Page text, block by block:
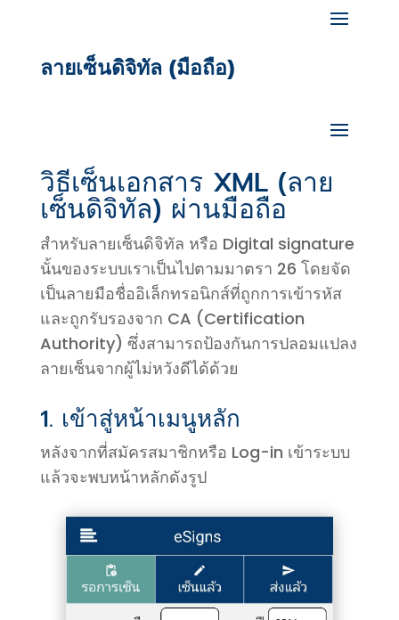
ลายเซ็นดิจิทัล (มือถือ)
วิธีเซ็นเอกสาร XML (ลาย
เซ็นดิจิทัล) ผ่านมือถือ
สำหรับลายเซ็นดิจิทัล หรือ Digital signature
นั้นของระบบเราเป็นไปตามมาตรา 26 โดยจัด
เป็นลายมือชื่ออิเล็กทรอนิกส์ที่ถูกการเข้ารหัส
และถูกรับรองจาก CA (Certification
Authority) ซึ่งสามารถป้องกันการปลอมแปลง
ลายเซ็นจากผู้ไม่หวังดีได้ด้วย
1. เข้าสู่หน้าเมนูหลัก
หลังจากที่สมัครสมาชิกหรือ Log-in เข้าระบบ
แล้วจะพบหน้าหลักดังรูป